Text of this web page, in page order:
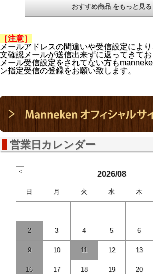
おすすめ商品 をもっと見る
［注意］
メールアドレスの間違いや受信設定によ
文確認メールが送信出来ずに返ってきてお
メール受信設定をされてない方も
ン指定受信の登録をお願い致します。
営業日カレンダー
2026/08
日 月 火 水 木
2 3 4 5 6
9 10 11 12 13
16 17 18 19 20